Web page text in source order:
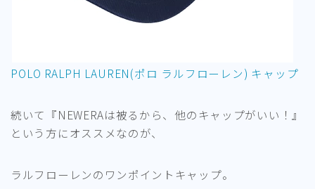
POLO RALPH LAUREN(ポロ ラルフローレン) キャップ
続いて『NEWERAは被るから、他のキャップがいい！』
という方にオススメなのが、
ラルフローレンのワンポイントキャップ。